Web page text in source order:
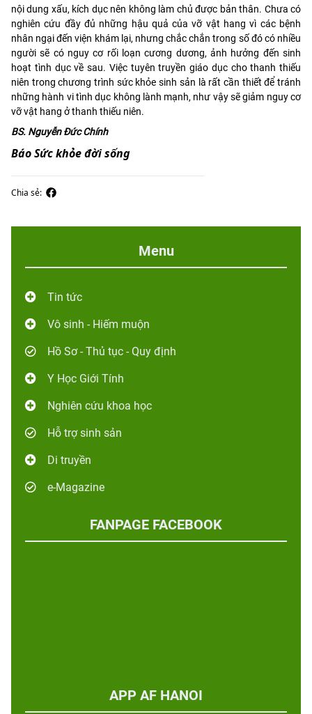
nội dung xấu, kích dục nên không làm chủ được bản thân. Chưa có
nghiên cứu đầy đủ những hậu quả của vỡ vật hang vì các bệnh
nhân ngại đến viện khám lại, nhưng chắc chắn trong số đó có nhiều
người sẽ có nguy cơ rối loạn cương dương, ảnh hưởng đến sinh
hoạt tình dục về sau. Việc tuyên truyền giáo dục cho thanh thiếu
niên trong chương trình sức khỏe sinh sản là rất cần thiết để tránh
những hành vi tình dục không lành mạnh, như vậy sẽ giảm nguy cơ
vỡ vật hang ở thanh thiếu niên.
BS. Nguyễn Ðức Chính
Báo Sức khỏe đời sống
Chia sẻ:
Menu
Tin tức
Vô sinh - Hiếm muộn
Hồ Sơ - Thủ tục - Quy định
Y Học Giới Tính
Nghiên cứu khoa học
Hỗ trợ sinh sản
Di truyền
e-Magazine
FANPAGE FACEBOOK
APP AF HANOI